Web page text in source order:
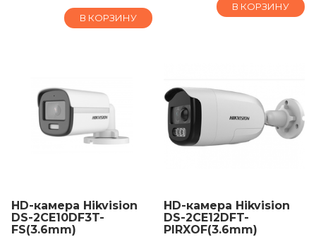
В КОРЗИНУ
В КОРЗИНУ
HD-камера Hikvision
DS-2CE10DF3T-
FS(3.6mm)
HD-камера Hikvision
DS-2CE12DFT-
PIRXOF(3.6mm)